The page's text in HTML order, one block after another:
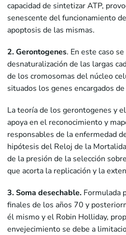
capacidad de sintetizar ATP,
senescente del funcionamiento
apoptosis de las mismas.
2. Gerontogenes. En este caso
desnaturalización de las largas
de los cromosomas del núcleo
situados los genes encargados
La teoría de los gerontogenes y
apoya en el reconocimiento y
responsables de la enfermedad
hipótesis del Reloj de la
de la presión de la selección
que acorta la replicación y la
3. Soma desechable. Formulada
finales de los años 70 y
él mismo y el Robin Holliday,
envejecimiento se debe a